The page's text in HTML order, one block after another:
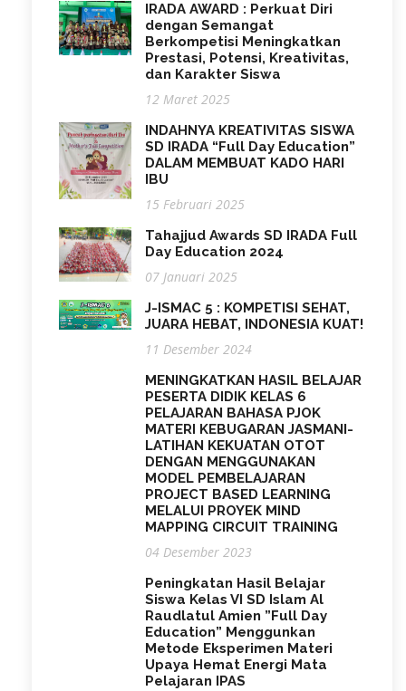
IRADA AWARD : Perkuat Diri
dengan Semangat
Berkompetisi Meningkatkan
Prestasi, Potensi, Kreativitas,
dan Karakter Siswa
12 Maret 2025
INDAHNYA KREATIVITAS SISWA
SD IRADA “Full Day Education”
DALAM MEMBUAT KADO HARI
IBU
15 Februari 2025
Tahajjud Awards SD IRADA Full
Day Education 2024
07 Januari 2025
J-ISMAC 5 : KOMPETISI SEHAT,
JUARA HEBAT, INDONESIA KUAT!
11 Desember 2024
MENINGKATKAN HASIL BELAJAR
PESERTA DIDIK KELAS 6
PELAJARAN BAHASA PJOK
MATERI KEBUGARAN JASMANI-
LATIHAN KEKUATAN OTOT
DENGAN MENGGUNAKAN
MODEL PEMBELAJARAN
PROJECT BASED LEARNING
MELALUI PROYEK MIND
MAPPING CIRCUIT TRAINING
04 Desember 2023
Peningkatan Hasil Belajar
Siswa Kelas VI SD Islam Al
Raudlatul Amien ”Full Day
Education” Menggunkan
Metode Eksperimen Materi
Upaya Hemat Energi Mata
Pelajaran IPAS